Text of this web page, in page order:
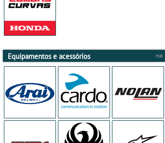
Equipamentos e acessórios